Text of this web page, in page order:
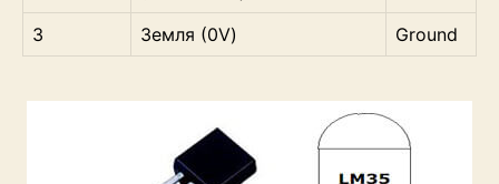
3 Земля (0V) Ground